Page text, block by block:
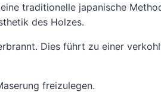
traditionelle japanische
des Holzes.
Dies führt zu einer
freizulegen.